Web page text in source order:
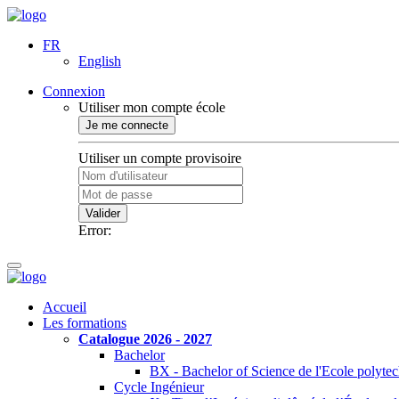
FR
English
Connexion
Utiliser mon compte école
Je me connecte
Utiliser un compte provisoire
Valider
Error:
Accueil
Les formations
Catalogue 2026 - 2027
Bachelor
BX - Bachelor of Science de l'Ecole
Cycle Ingénieur